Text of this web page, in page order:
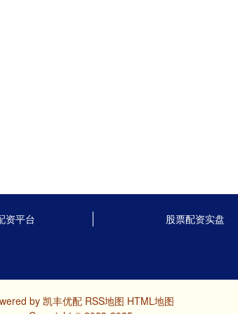
资平台 股票配资实盘
by凯丰优配 RSS地图 HTML地图